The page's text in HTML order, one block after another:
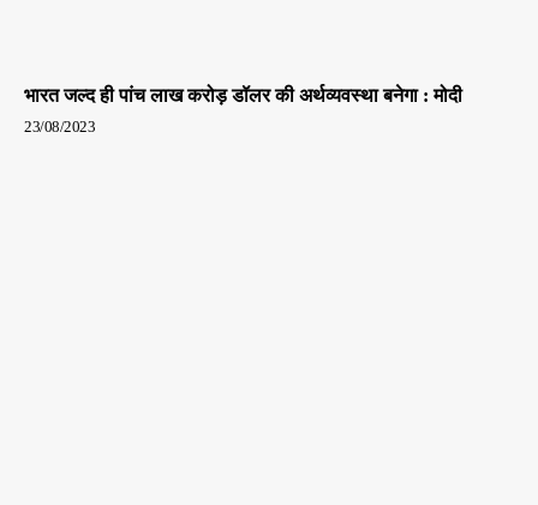
भारत जल्द ही पांच लाख करोड़ डॉलर की अर्थव्यवस्था बनेगा : मोदी
23/08/2023